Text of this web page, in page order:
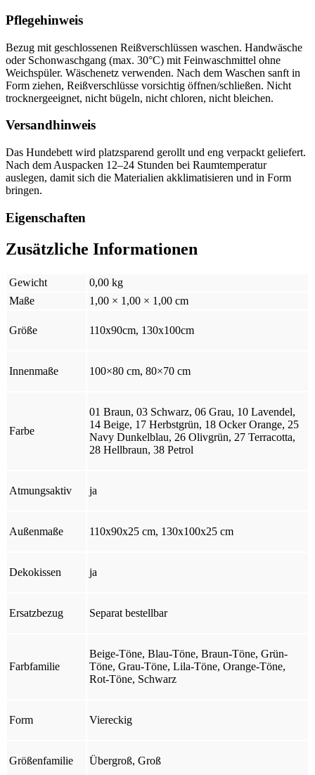
Pflegehinweis
Bezug mit geschlossenen Reißverschlüssen waschen. Handwäsche
oder Schonwaschgang (max. 30°C) mit Feinwaschmittel ohne
Weichspüler. Wäschenetz verwenden. Nach dem Waschen sanft in
Form ziehen, Reißverschlüsse vorsichtig öffnen/schließen. Nicht
trocknergeeignet, nicht bügeln, nicht chloren, nicht bleichen.
Versandhinweis
Das Hundebett wird platzsparend gerollt und eng verpackt geliefert.
Nach dem Auspacken 12–24 Stunden bei Raumtemperatur
auslegen, damit sich die Materialien akklimatisieren und in Form
bringen.
Eigenschaften
Zusätzliche Informationen
Gewicht
0,00 kg
Maße
1,00 × 1,00 × 1,00 cm
Größe 110x90cm, 130x100cm
Innenmaße 100×80 cm, 80×70 cm
Farbe
01 Braun, 03 Schwarz, 06 Grau, 10 Lavendel,
14 Beige, 17 Herbstgrün, 18 Ocker Orange, 25
Navy Dunkelblau, 26 Olivgrün, 27 Terracotta,
28 Hellbraun, 38 Petrol
Atmungsaktiv ja
Außenmaße 110x90x25 cm, 130x100x25 cm
Dekokissen ja
Ersatzbezug Separat bestellbar
Farbfamilie
Beige-Töne, Blau-Töne, Braun-Töne, Grün-
Töne, Grau-Töne, Lila-Töne, Orange-Töne,
Rot-Töne, Schwarz
Form Viereckig
Größenfamilie Übergroß, Groß